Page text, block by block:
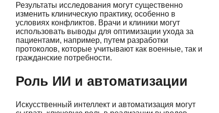
Результаты исследования могут существенно
изменить клиническую практику, особенно в
условиях конфликтов. Врачи и клиники могут
использовать выводы для оптимизации ухода за
пациентами, например, путем разработки
протоколов, которые учитывают как военные, так и
гражданские потребности.
Роль ИИ и автоматизации
Искусственный интеллект и автоматизация могут